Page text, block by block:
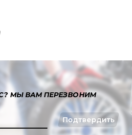
МЫ ВАМ ПЕРЕЗВОНИМ
Подтвердить